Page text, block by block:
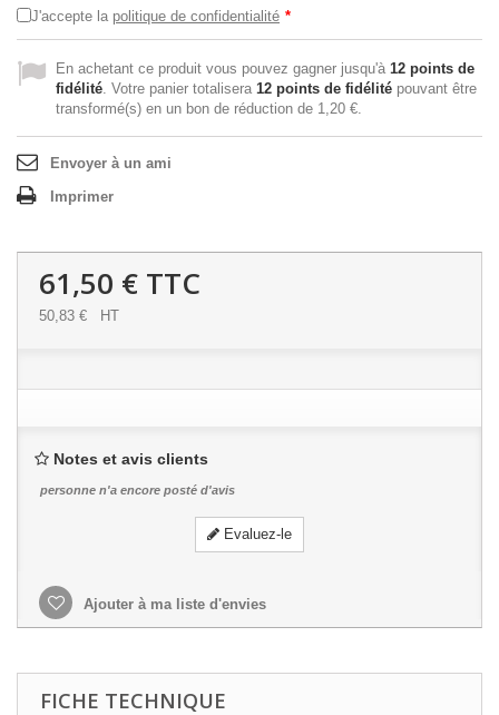
J'accepte la politique de confidentialité *
En achetant ce produit vous pouvez gagner jusqu'à 12 points de
fidélité. Votre panier totalisera 12 points de fidélité pouvant être
transformé(s) en un bon de réduction de 1,20 €.
Envoyer à un ami
Imprimer
61,50 € TTC
50,83 € HT
Notes et avis clients
personne n'a encore posté d'avis
Evaluez-le
Ajouter à ma liste d'envies
FICHE TECHNIQUE